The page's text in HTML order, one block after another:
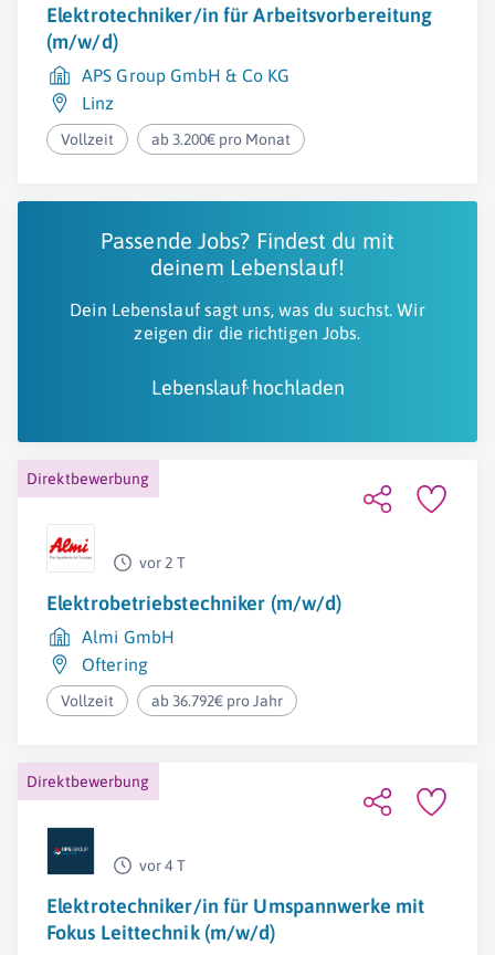
Elektrotechniker/in für Arbeitsvorbereitung
(m/w/d)
APS Group GmbH & Co KG
Linz
Vollzeit ab 3.200€ pro Monat
Passende Jobs? Findest du mit
deinem Lebenslauf!
Dein Lebenslauf sagt uns, was du suchst. Wir
zeigen dir die richtigen Jobs.
Lebenslauf hochladen
Direktbewerbung
vor 2 T
Elektrobetriebstechniker (m/w/d)
Almi GmbH
Oftering
Vollzeit ab 36.792€ pro Jahr
Direktbewerbung
vor 4 T
Elektrotechniker/in für Umspannwerke mit
Fokus Leittechnik (m/w/d)